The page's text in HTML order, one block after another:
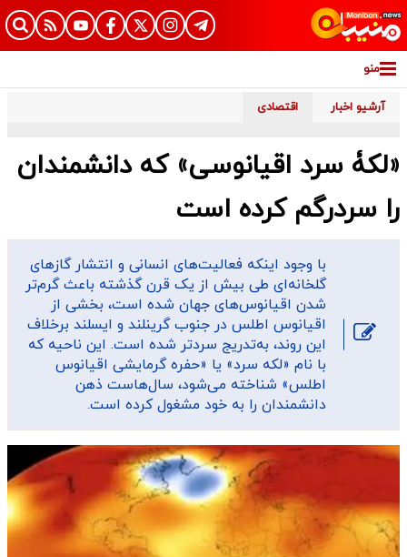
منو
آرشیو اخبار اقتصادی
«لکۀ سرد اقیانوسی» که دانشمندان
را سردرگم کرده است
با وجود اینکه فعالیت‌های انسانی و انتشار گازهای
گلخانه‌ای طی بیش از یک قرن گذشته باعث گرم‌تر
شدن اقیانوس‌های جهان شده است، بخشی از
اقیانوس اطلس در جنوب گرینلند و ایسلند برخلاف
این روند، به‌تدریج سردتر شده است. این ناحیه که
با نام «لکه سرد» یا «حفره گرمایشی اقیانوس
اطلس» شناخته می‌شود، سال‌هاست ذهن
دانشمندان را به خود مشغول کرده است.